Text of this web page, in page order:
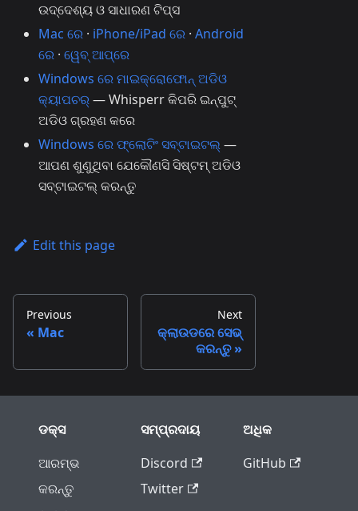
ଉଦ୍ଦେଶ୍ୟ ଓ ସାଧାରଣ ଟିପ୍ସ
Mac ରେ · iPhone/iPad ରେ · Android
ରେ · ୱେବ୍ ଆପ୍‌ରେ
Windows ରେ ମାଇକ୍ରୋଫୋନ୍ ଅଡିଓ
କ୍ୟାପଚର୍— Whisperr କିପରି ଇନ୍‌ପୁଟ୍
ଅଡିଓ ଗ୍ରହଣ କରେ
Windows ରେ ଫ୍ଲୋଟିଂ ସବ୍‌ଟାଇଟଲ୍—
ଆପଣ ଶୁଣୁଥିବା ଯେକୌଣସି ସିଷ୍ଟମ୍ ଅଡିଓ
ସବ୍‌ଟାଇଟଲ୍ କରନ୍ତୁ
Edit this page
Previous
Mac
Next
କ୍ଲାଉଡରେ ସେଭ୍
କରନ୍ତୁ
ଡକ୍ସ
ଆରମ୍ଭ
କରନ୍ତୁ
ସମ୍ପ୍ରଦାୟ
Discord
Twitter
ଅଧିକ
GitHub